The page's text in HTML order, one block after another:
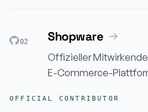
02 Shopware
Offizieller
E-Commerce-
OFFICIAL CONTRIBUTOR